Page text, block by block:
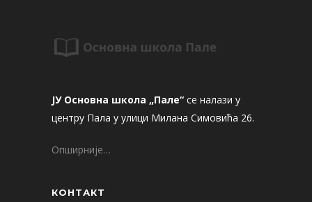
ЈУ Основна школа „Пале“ се налази у
центру Пала у улици Милана Симовића 26.
Опширније…
КОНТАКТ